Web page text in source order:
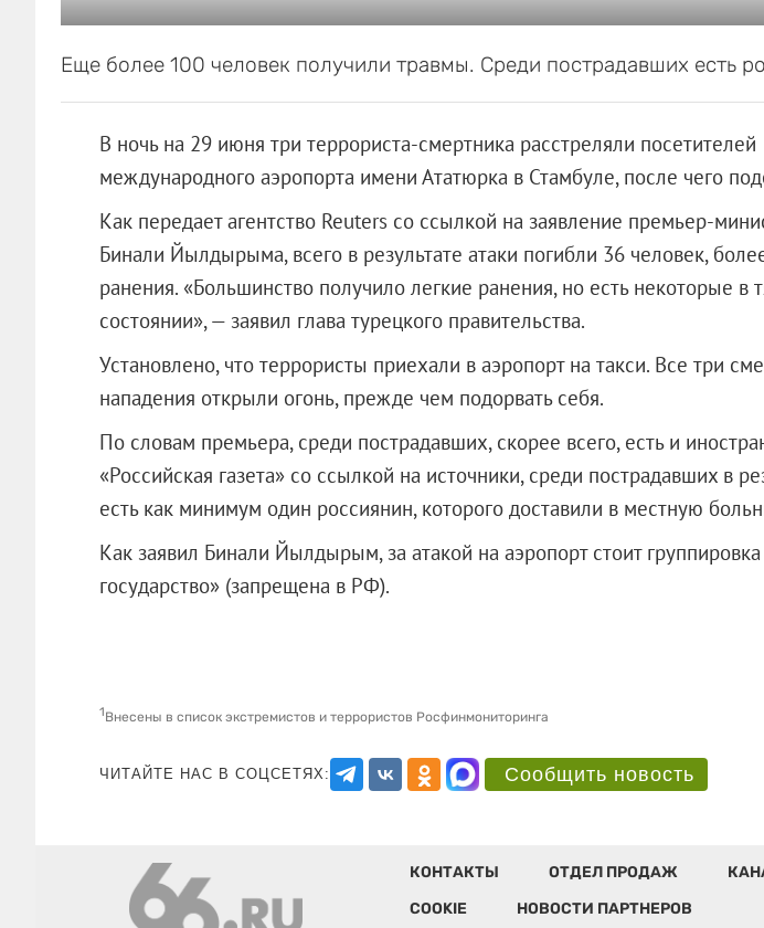
Еще более 100 человек получили травмы. Среди пострадавших есть
В ночь на 29 июня три террориста-смертника расстреляли посетителей
международного аэропорта имени Ататюрка в Стамбуле, после чего
Как передает агентство Reuters со ссылкой на заявление премьер-
Бинали Йылдырыма, всего в результате атаки погибли 36 человек,
ранения. «Большинство получило легкие ранения, но есть некоторые в
состоянии», — заявил глава турецкого правительства.
Установлено, что террористы приехали в аэропорт на такси. Все три
нападения открыли огонь, прежде чем подорвать себя.
По словам премьера, среди пострадавших, скорее всего, есть и
«Российская газета» со ссылкой на источники, среди пострадавших в
есть как минимум один россиянин, которого доставили в местную
Как заявил Бинали Йылдырым, за атакой на аэропорт стоит
государство» (запрещена в РФ).
1Внесены в список экстремистов и террористов Росфинмониторинга
ЧИТАЙТЕ НАС В СОЦСЕТЯХ: Сообщить новость
КОНТАКТЫ ОТДЕЛ ПРОДАЖ
COOKIE
НОВОСТИ ПАРТНЕРОВ